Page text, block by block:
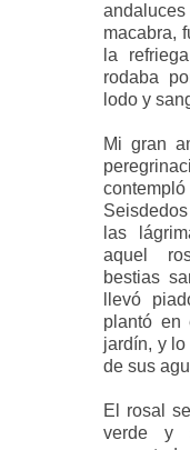
andaluces
macabra,
la
rodaba
lodo y
Mi gran
las
aquel
bestias
llevó
plantó en
jardín, y
de sus
El rosal
verde y